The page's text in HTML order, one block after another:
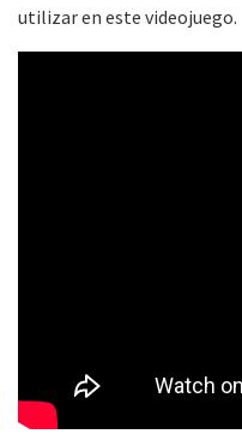
utilizar en este videojuego.